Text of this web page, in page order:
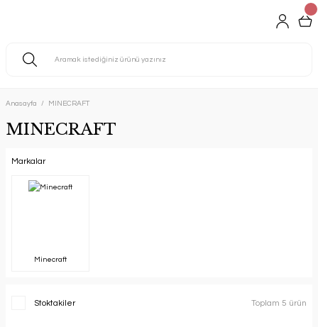
Anasayfa MINECRAFT
MINECRAFT
Markalar
Minecraft
Stoktakiler Toplam 5 ürün